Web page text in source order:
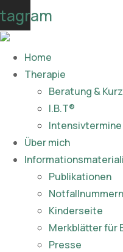
Skip
to
content
Home
Therapie
Beratung &
I.B.T®
Intensivtermine
Über mich
Publikationen​
Notfallnummern
Kinderseite
Merkblätter für
Presse